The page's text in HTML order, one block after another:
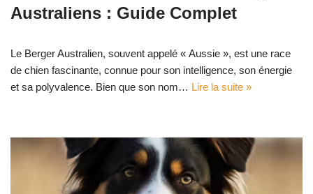
Australiens : Guide Complet
Le Berger Australien, souvent appelé « Aussie », est une race
de chien fascinante, connue pour son intelligence, son énergie
et sa polyvalence. Bien que son nom… Lire la suite »